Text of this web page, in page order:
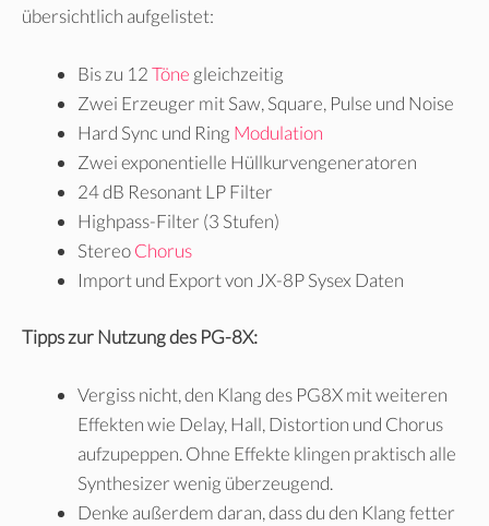
übersichtlich aufgelistet:
Bis zu 12Töne gleichzeitig
Zwei Erzeuger mit Saw, Square, Pulse und Noise
Hard Sync und Ring Modulation
Zwei exponentielle Hüllkurvengeneratoren
24 dB Resonant LP Filter
Highpass-Filter (3 Stufen)
StereoChorus
Import und Export von JX-8P Sysex Daten
Tipps zur Nutzung des PG-8X:
Vergiss nicht, den Klang des PG8X mit weiteren
Effekten wie Delay, Hall, Distortion und Chorus
aufzupeppen. Ohne Effekte klingen praktisch alle
Synthesizer wenig überzeugend.
Denke außerdem daran, dass du den Klang fetter